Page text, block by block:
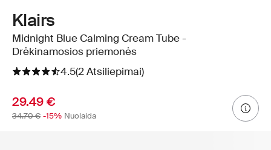
Klairs
Midnight Blue Calming Cream Tube -
Drėkinamosios priemonės
4.5(2 Atsiliepimai)
29.49 €
34.70 € -15% Nuolaida